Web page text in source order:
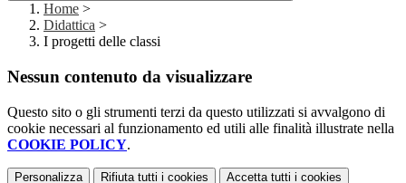
Home >
Didattica >
I progetti delle classi
Nessun contenuto da visualizzare
Questo sito o gli strumenti terzi da questo utilizzati si avvalgono di
cookie necessari al funzionamento ed utili alle finalità illustrate nella
COOKIE POLICY.
Personalizza Rifiuta tutti i cookies Accetta tutti i cookies